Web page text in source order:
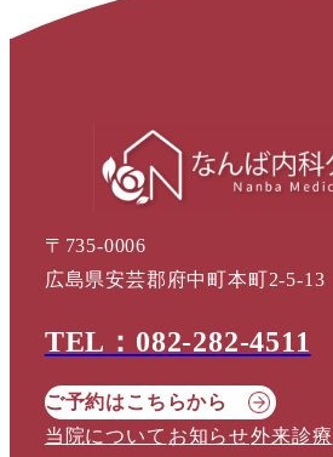
〒735-0006
広島県安芸郡府中町本町2-5-13
TEL：082-282-4511
ご予約はこちらから
当院について お知らせ外来診療